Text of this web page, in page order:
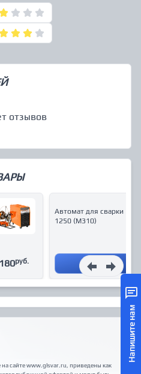
отзывов
руб.
Автомат для сварки MZ
1250 (М310)
Купить
сайте www.glsvar.ru, приведены как
Напишите нам